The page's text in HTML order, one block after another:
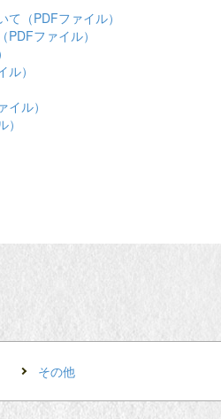
PDFファイル）
ファイル）
）
ル）
その他